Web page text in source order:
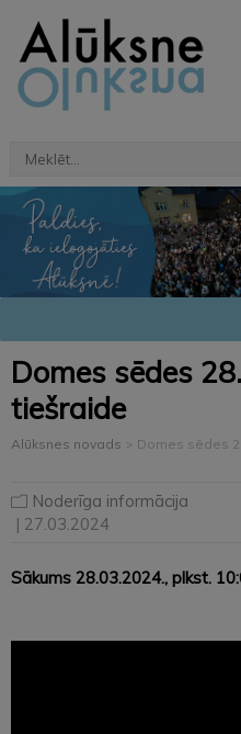
Domes sēdes
tiešraide
Alūksnes novads > Domes sēdes
Noderīga informācija
| 27.03.2024
Sākums 28.03.2024., plkst.